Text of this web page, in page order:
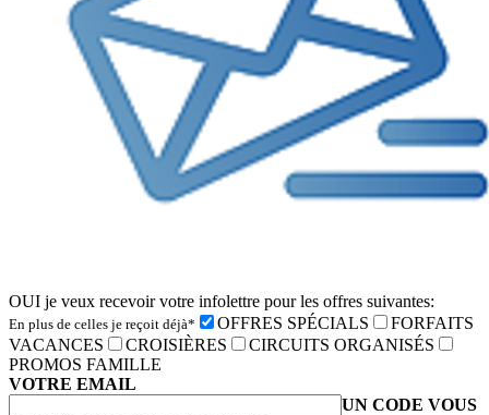
OUI je veux recevoir votre infolettre pour les offres suivantes:
En plus de celles je reçoit déjà* OFFRES SPÉCIALS
FORFAITS
VACANCES
CROISIÈRES
CIRCUITS ORGANISÉS
PROMOS FAMILLE
VOTRE EMAIL
UN CODE VOUS